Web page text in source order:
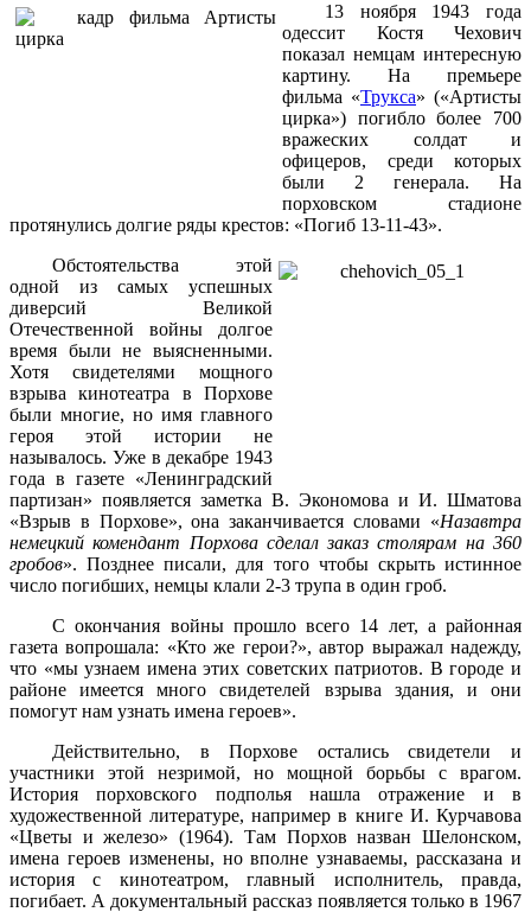
13 ноября 1943 года
одессит Костя Чехович
показал немцам интересную
картину. На премьере
фильма «Трукса» («Артисты
цирка») погибло более 700
вражеских солдат и
офицеров, среди которых
были 2 генерала. На
порховском стадионе
протянулись долгие ряды крестов: «Погиб 13-11-43».
Обстоятельства этой
одной из самых успешных
диверсий Великой
Отечественной войны долгое
время были не выясненными.
Хотя свидетелями мощного
взрыва кинотеатра в Порхове
были многие, но имя главного
героя этой истории не
называлось. Уже в декабре 1943
года в газете «Ленинградский
партизан» появляется заметка В. Экономова и И. Шматова
«Взрыв в Порхове», она заканчивается словами «Назавтра
немецкий комендант Порхова сделал заказ столярам на 360
гробов». Позднее писали, для того чтобы скрыть истинное
число погибших, немцы клали 2-3 трупа в один гроб.
С окончания войны прошло всего 14 лет, а районная
газета вопрошала: «Кто же герои?», автор выражал надежду,
что «мы узнаем имена этих советских патриотов. В городе и
районе имеется много свидетелей взрыва здания, и они
помогут нам узнать имена героев».
Действительно, в Порхове остались свидетели и
участники этой незримой, но мощной борьбы с врагом.
История порховского подполья нашла отражение и в
художественной литературе, например в книге И. Курчавова
«Цветы и железо» (1964). Там Порхов назван Шелонском,
имена героев изменены, но вполне узнаваемы, рассказана и
история с кинотеатром, главный исполнитель, правда,
погибает. А документальный рассказ появляется только в 1967